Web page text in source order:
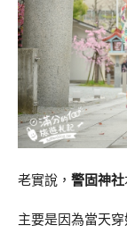
老實說， 警固神社
主要是因為當天